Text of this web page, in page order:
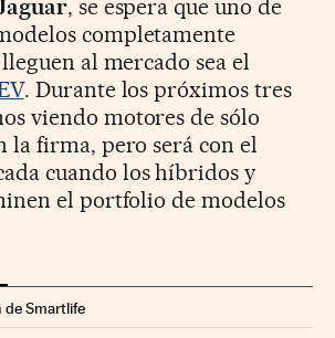
, se espera que uno de
completamente
al mercado sea el
. Durante los próximos tres
viendo motores de sólo
la firma, pero será con el
cuando los híbridos y
el portfolio de modelos
de Smartlife